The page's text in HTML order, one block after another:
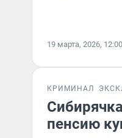
19 марта, 2026, 12:00
КРИМИНАЛ
пенсию